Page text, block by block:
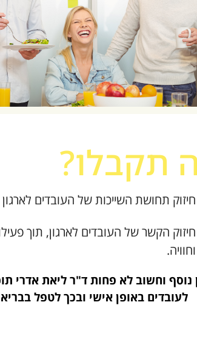
תקבלו?
חיזוק תחושת השייכות של העובדים לארגון
חיזוק הקשר של העובדים לארגון, תוך
וחוויה.
נוסף וחשוב לא פחות ד"ר ליאת אדרי
לעובדים באופן אישי ובכך לטפל